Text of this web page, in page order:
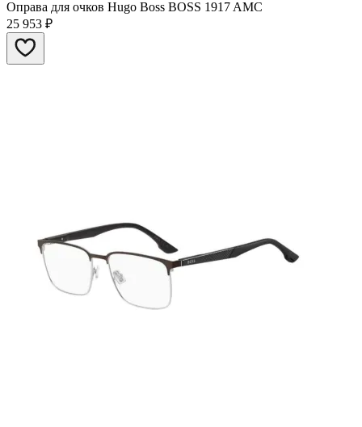
Оправа для очков Hugo Boss BOSS​ 1917​ AMC
25 953 ₽